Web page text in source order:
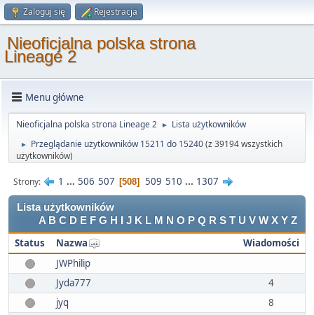
Zaloguj się Rejestracja
Nieoficjalna polska strona
Lineage 2
Menu główne
Nieoficjalna polska strona Lineage 2 ► Lista użytkowników
► Przeglądanie użytkowników 15211 do 15240(z 39194 wszystkich
użytkowników)
Strony 1 ... 506 507 508 509 510 ... 1307
Lista użytkowników
A B C D E F G H J K L M N O P Q R S T U V W X Y Z
Status Nazwa
Wiadomości
JWPhilip
Jyda777
4
jyq
8